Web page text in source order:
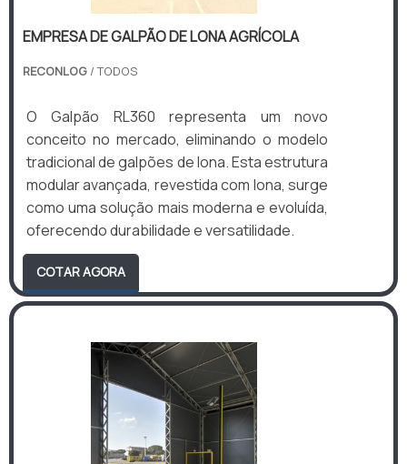
EMPRESA DE GALPÃO DE LONA AGRÍCOLA
RECONLOG / TODOS
O Galpão RL360 representa um novo
conceito no mercado, eliminando o modelo
tradicional de galpões de lona. Esta estrutura
modular avançada, revestida com lona, surge
como uma solução mais moderna e evoluída,
oferecendo durabilidade e versatilidade.
COTAR AGORA